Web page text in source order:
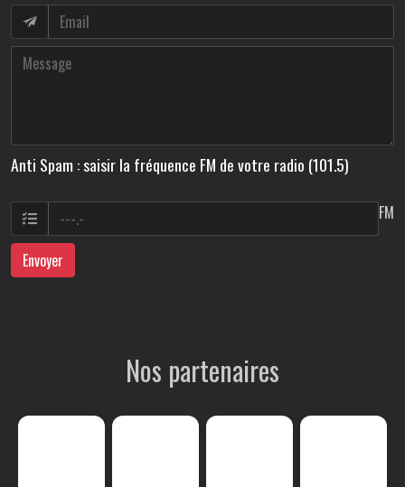
Anti Spam : saisir la fréquence FM de votre radio (101.5)
FM
Envoyer
Nos partenaires